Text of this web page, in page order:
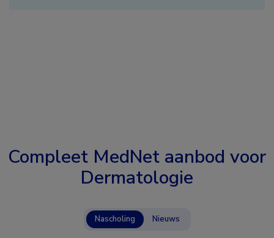
Compleet MedNet aanbod voor
Dermatologie
Nascholing Nieuws